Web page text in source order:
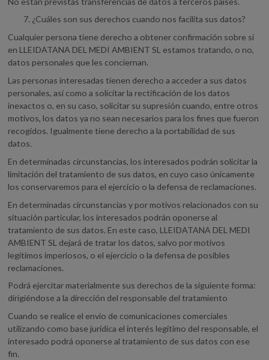
¿Cuáles son sus derechos cuando nos facilita sus datos?
Cualquier persona tiene derecho a obtener confirmación sobre si
en LLEIDATANA DEL MEDI AMBIENT SL estamos tratando, o no,
datos personales que les conciernan.
Las personas interesadas tienen derecho a acceder a sus datos
personales, así como a solicitar la rectificación de los datos
inexactos o, en su caso, solicitar su supresión cuando, entre otros
motivos, los datos ya no sean necesarios para los fines que fueron
recogidos. Igualmente tiene derecho a la portabilidad de sus
datos.
En determinadas circunstancias, los interesados podrán solicitar la
limitación del tratamiento de sus datos, en cuyo caso únicamente
los conservaremos para el ejercicio o la defensa de reclamaciones.
En determinadas circunstancias y por motivos relacionados con su
situación particular, los interesados podrán oponerse al
tratamiento de sus datos. En este caso, LLEIDATANA DEL MEDI
AMBIENT SL dejará de tratar los datos, salvo por motivos
legítimos imperiosos, o el ejercicio o la defensa de posibles
reclamaciones.
Podrá ejercitar materialmente sus derechos de la siguiente forma:
dirigiéndose a la dirección del responsable del tratamiento
Cuando se realice el envío de comunicaciones comerciales
utilizando como base jurídica el interés legítimo del responsable, el
interesado podrá oponerse al tratamiento de sus datos con ese
fin.